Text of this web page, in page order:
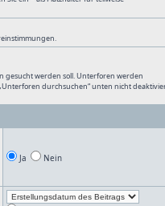
gesucht werden soll. Unterforen werden
durchsuchen“ unten nicht
Ja Nein